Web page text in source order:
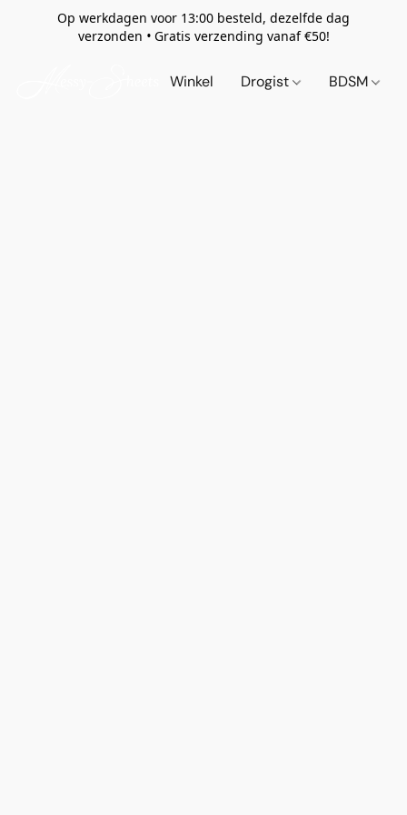
Op werkdagen voor 13:00 besteld, dezelfde dag
verzonden • Gratis verzending vanaf €50!
Winkel Drogist BDSM